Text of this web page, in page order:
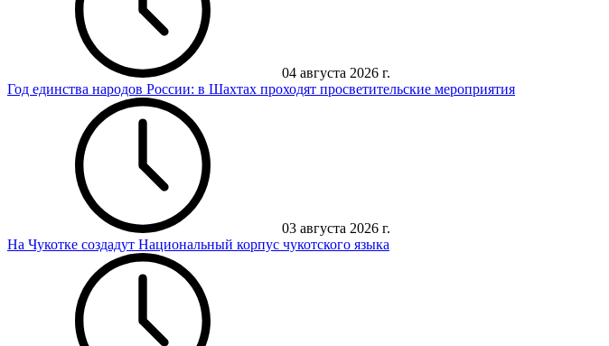
04 августа 2026 г.
Год единства народов России: в Шахтах проходят просветительские мероприятия
03 августа 2026 г.
На Чукотке создадут Национальный корпус чукотского языка